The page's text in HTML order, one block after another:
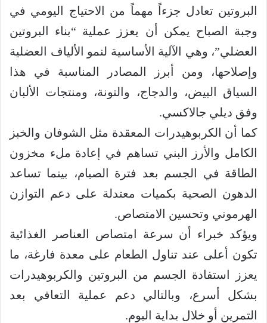
البروتين تعادل جزءاً مهماً من الاحتياج اليومي في
وجبة الصباح يمكن أن يعزز عملية “بناء البروتين
العضلي”، وهي الآلية الأساسية لنمو الألياف العضلية
وإصلاحها، ومن أبرز المصادر المناسبة في هذا
السياق البيض، والدجاج، والتونة، ومنتجات الألبان
وفق ديلي جالاكسي.
كما أن الكربوهيدرات المعقدة مثل الشوفان والخبز
الكامل والأرز البني تساهم في إعادة ملء مخزون
الطاقة في الجسم بعد فترة الصيام، بينما تساعد
الدهون الصحية بكميات معتدلة على دعم التوازن
الهرموني وتحسين الامتصاص.
ويؤكد خبراء أن سرعة امتصاص العناصر الغذائية
تكون أعلى عند تناول الطعام على معدة فارغة، ما
يعزز استفادة الجسم من البروتين والكربوهيدرات
بشكل أسرع، وبالتالي دعم عملية التعافي بعد
التمرين أو خلال بداية اليوم.